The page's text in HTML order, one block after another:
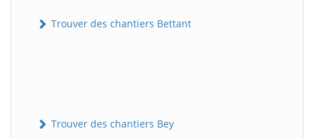
Trouver des chantiers Bettant
Trouver des chantiers Bey